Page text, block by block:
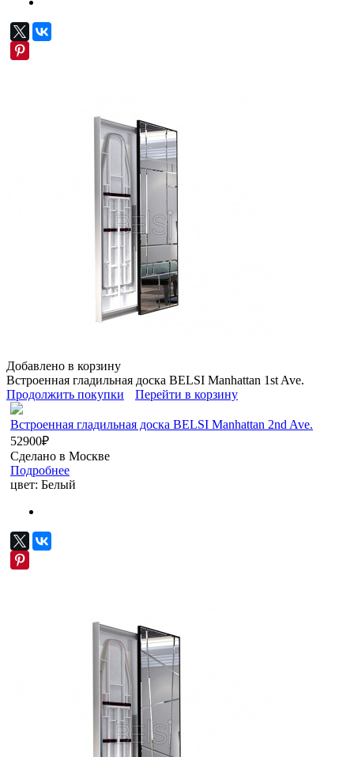
Добавлено в корзину
Встроенная гладильная доска BELSI Manhattan 1st Ave.
Продолжить покупки
Перейти в корзину
Встроенная гладильная доска BELSI Manhattan 2nd Ave.
52900₽
Сделано в Москве
Подробнее
цвет: Белый